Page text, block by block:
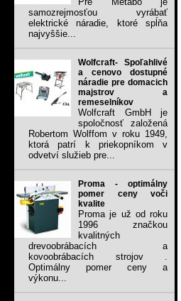
samozrejmosťou vyrábať
elektrické náradie, ktoré spĺňa
najvyššie...
Wolfcraft- Spoľahlivé
a cenovo dostupné
náradie pre domacich
majstrov a
remeselníkov
Wolfcraft GmbH je
spoločnosť založená
Robertom Wolffom v roku 1949,
ktorá patrí k priekopníkom v
odvetví služieb pre...
Proma - optimálny
pomer ceny voči
kvalite
Proma je už od roku
1996 značkou
kvalitných
drevoobrábacích a
kovoobrábacích strojov .
Optimálny pomer ceny a
výkonu...